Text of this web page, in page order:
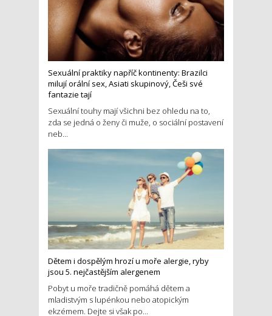
Sexuální praktiky napříč kontinenty: Brazilci
milují orální sex, Asiati skupinový, Češi své
fantazie tají
Sexuální touhy mají všichni bez ohledu na to,
zda se jedná o ženy či muže, o sociální postavení
neb...
Dětem i dospělým hrozí u moře alergie, ryby
jsou 5. nejčastějším alergenem
Pobyt u moře tradičně pomáhá dětem a
mladistvým s lupénkou nebo atopickým
ekzémem. Dejte si však po...